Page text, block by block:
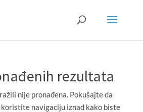
rezultata
nije pronađena. Pokušajte da
navigaciju iznad kako biste